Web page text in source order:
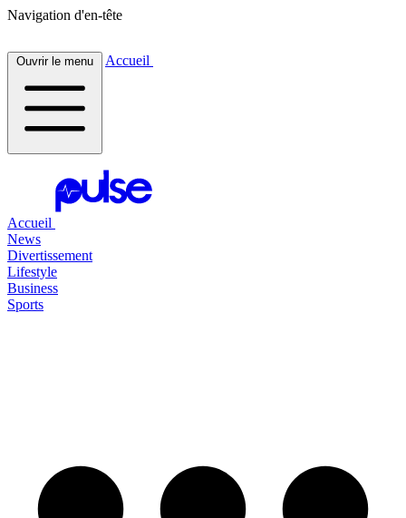
Navigation d'en-tête
Ouvrir le menu Accueil
Accueil
News
Divertissement
Lifestyle
Business
Sports